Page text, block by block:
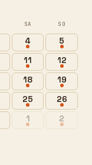
SA SO
4
5
11
12
18
19
25
26
1 2